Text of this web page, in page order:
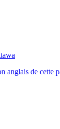
anglais de cette